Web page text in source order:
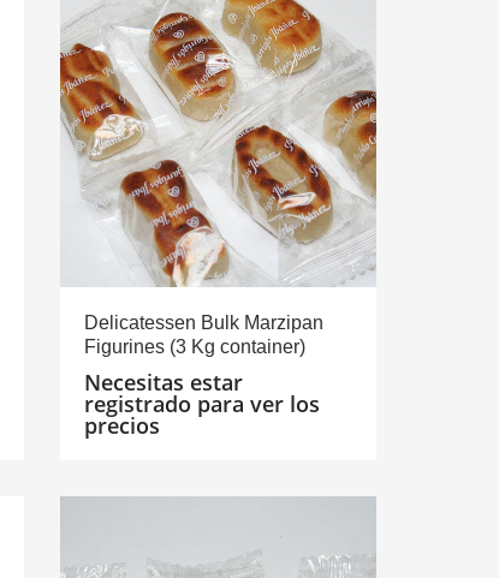
Delicatessen Bulk Marzipan
Figurines (3 Kg container)
Necesitas estar
registrado para ver los
precios